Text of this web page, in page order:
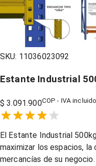
SKU: 11036023092
Estante Industrial
$ 3.091.900COP - IVA incluido
1 Star,
2 Stars,
3 Stars,
4 Stars,
5 Stars,
El Estante Industrial
maximizar los espacios,
mercancías de su